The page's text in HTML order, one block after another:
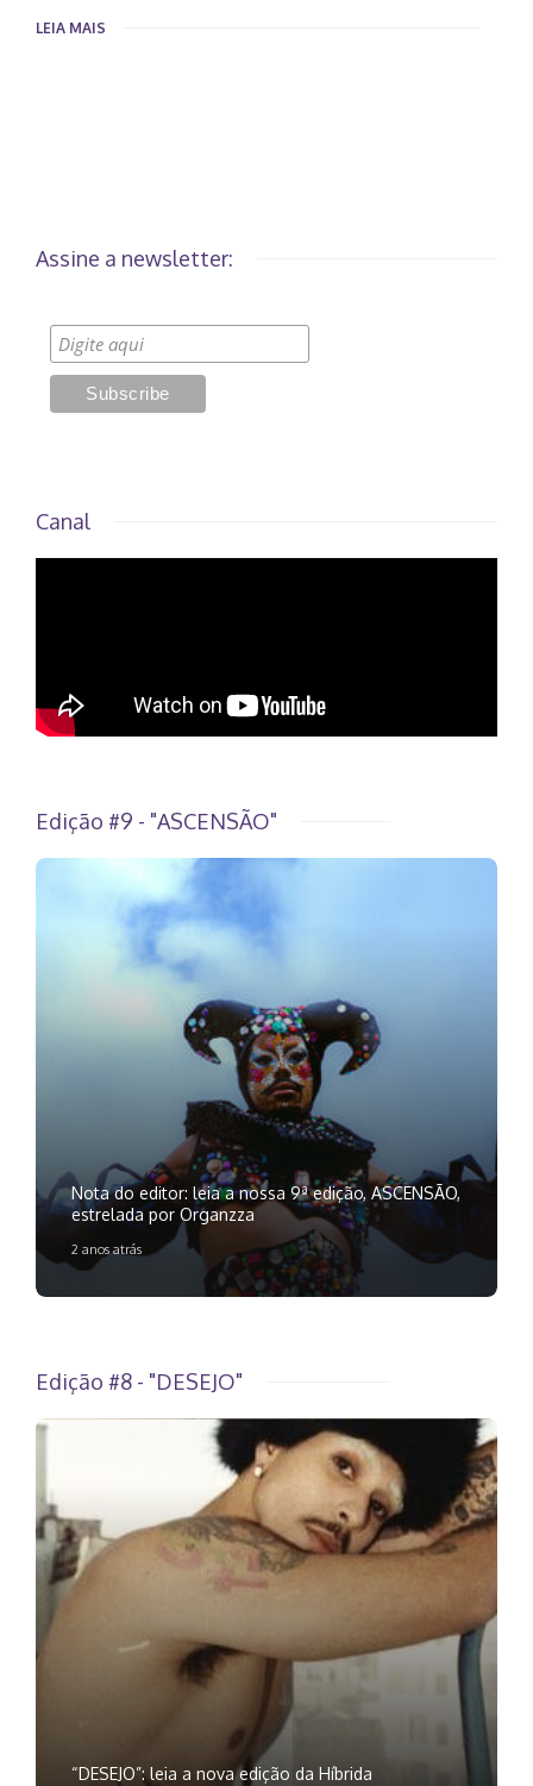
LEIA MAIS
Assine a newsletter:
Canal
Edição #9 - "ASCENSÃO"
Nota do editor: leia a nossa 9ª edição, ASCENSÃO,
estrelada por Organzza
2 anos atrás
Edição #8 - "DESEJO"
“DESEJO”: leia a nova edição da Híbrida